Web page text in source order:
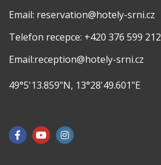
Email: reservation@hotely-srni.cz
Telefon recepce: +420 376 599 212
Email:reception@hotely-srni.cz
49°5'13.859"N, 13°28'49.601"E